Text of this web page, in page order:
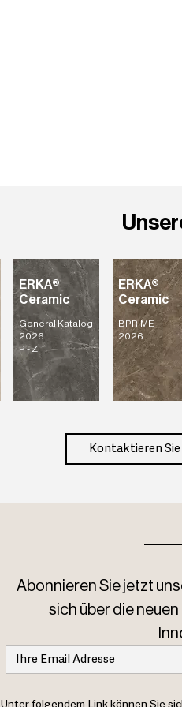
ERKA®
Ceramic
General Katalog
2026
P - Z
ERKA®
Ceramic
BPRIME
2026
Kontaktieren
Abonnieren Sie jetzt
sich über die
Unter folgendem Link können Sie